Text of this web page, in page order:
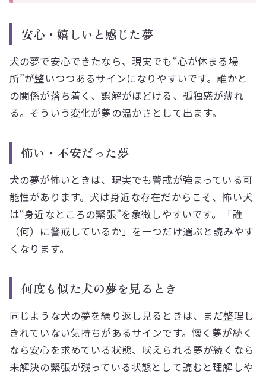
安心・嬉しいと感じた夢
犬の夢で安心できたなら、現実でも“心が休まる場
所”が整いつつあるサインになりやすいです。誰かと
の関係が落ち着く、誤解がほどける、孤独感が薄れ
る。そういう変化が夢の温かさとして出ます。
怖い・不安だった夢
犬の夢が怖いときは、現実でも警戒が強まっている可
能性があります。犬は身近な存在だからこそ、怖い犬
は“身近なところの緊張”を象徴しやすいです。「誰
（何）に警戒しているか」を一つだけ選ぶと読みやす
くなります。
何度も似た犬の夢を見るとき
同じような犬の夢を繰り返し見るときは、まだ整理し
きれていない気持ちがあるサインです。懐く夢が続く
なら安心を求めている状態、吠えられる夢が続くなら
未解決の緊張が残っている状態として読むと理解しや